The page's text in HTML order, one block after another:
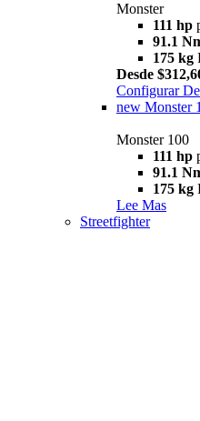
Monster
111 hp
91.1
175 kg
Desde
Configurar
new Monster
Monster 100
111 hp
91.1
175 kg
Lee Mas
Streetfighter